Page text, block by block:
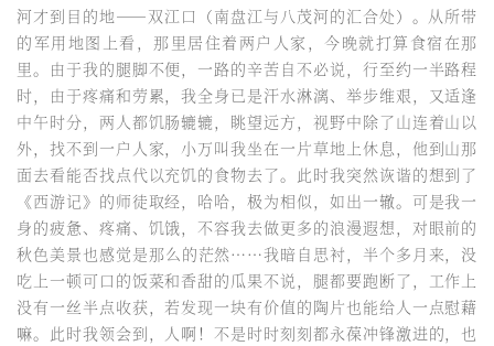
河才到目的地——双江口（南盘江与八茂河的汇合处）。从所带
的军用地图上看，那里居住着两户人家，今晚就打算食宿在那
里。由于我的腿脚不便，一路的辛苦自不必说，行至约一半路程
时，由于疼痛和劳累，我全身已是汗水淋漓、举步维艰，又适逢
中午时分，两人都饥肠辘辘，眺望远方，视野中除了山连着山以
外，找不到一户人家，小万叫我坐在一片草地上休息，他到山那
面去看能否找点代以充饥的食物去了。此时我突然诙谐的想到了
《西游记》的师徒取经，哈哈，极为相似，如出一辙。可是我一
身的疲惫、疼痛、饥饿，不容我去做更多的浪漫遐想，对眼前的
秋色美景也感觉是那么的茫然……我暗自思衬，半个多月来，没
吃上一顿可口的饭菜和香甜的瓜果不说，腿都要跑断了，工作上
没有一丝半点收获，若发现一块有价值的陶片也能给人一点慰藉
嘛。此时我领会到，人啊！不是时时刻刻都永葆冲锋激进的，也